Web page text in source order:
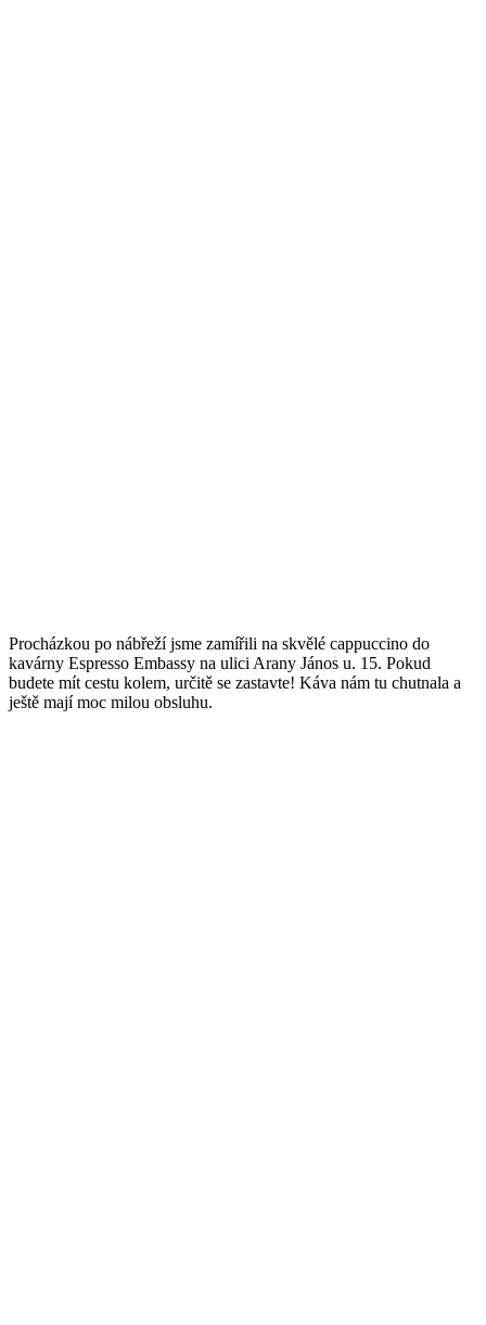
Procházkou po nábřeží jsme zamířili na skvělé cappuccino do
kavárny Espresso Embassy na ulici Arany János u. 15. Pokud
budete mít cestu kolem, určitě se zastavte! Káva nám tu chutnala a
ještě mají moc milou obsluhu.